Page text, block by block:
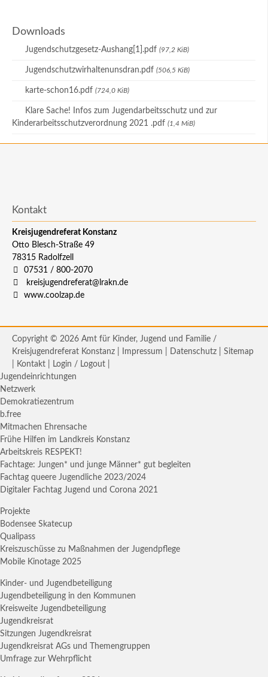
Downloads
Jugendschutzgesetz-Aushang[1].pdf (97,2 KiB)
Jugendschutzwirhaltenunsdran.pdf (506,5 KiB)
karte-schon16.pdf (724,0 KiB)
Klare Sache! Infos zum Jugendarbeitsschutz und zur
Kinderarbeitsschutzverordnung 2021 .pdf (1,4 MiB)
Kontakt
Kreisjugendreferat Konstanz
Otto Blesch-Straße 49
78315 Radolfzell
07531 / 800-2070
kreisjugendreferat@lrakn.de
www.coolzap.de
Copyright © 2026 Amt für Kinder, Jugend und Familie /
Kreisjugendreferat Konstanz |
Impressum Datenschutz
Sitemap
Kontakt Login / Logout
Jugendeinrichtungen
Netzwerk
Demokratiezentrum
b.free
Mitmachen Ehrensache
Frühe Hilfen im Landkreis Konstanz
Arbeitskreis RESPEKT!
Fachtage: Jungen* und junge Männer* gut begleiten
Fachtag queere Jugendliche 2023/2024
Digitaler Fachtag Jugend und Corona 2021
Projekte
Bodensee Skatecup
Qualipass
Kreiszuschüsse zu Maßnahmen der Jugendpflege
Mobile Kinotage 2025
Kinder- und Jugendbeteiligung
Jugendbeteiligung in den Kommunen
Kreisweite Jugendbeteiligung
Jugendkreisrat
Sitzungen Jugendkreisrat
Jugendkreisrat AGs und Themengruppen
Umfrage zur Wehrpflicht